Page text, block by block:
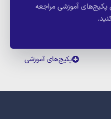
آموزشی مراجعه
پکیج‌های آموزشی